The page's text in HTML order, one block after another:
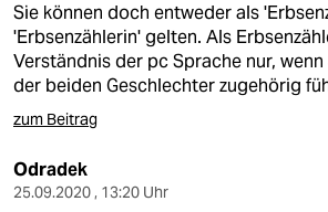
Sie können doch entweder als
'Erbsenzählerin' gelten. Als
Verständnis der pc Sprache nur,
der beiden Geschlechter zugehörig
zum Beitrag
Odradek
25.09.2020 , 13:20 Uhr